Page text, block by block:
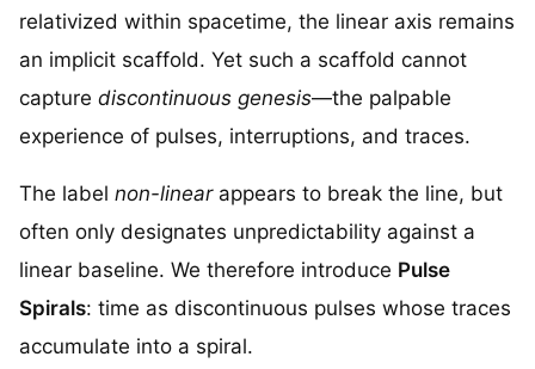
relativized within spacetime, the linear axis remains
an implicit scaffold. Yet such a scaffold cannot
capture discontinuous genesis—the palpable
experience of pulses, interruptions, and traces.
The label non-linearappears to break the line, but
often only designates unpredictability against a
linear baseline. We therefore introduce Pulse
Spirals: time as discontinuous pulses whose traces
accumulate into a spiral.